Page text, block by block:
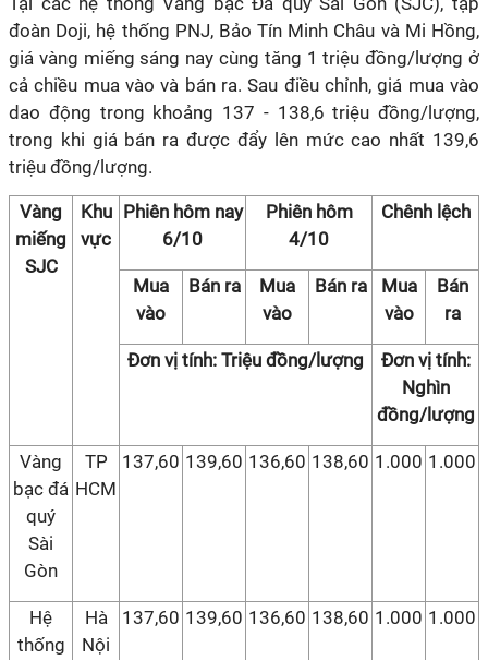
đoàn Doji, hệ thống PNJ, Bảo Tín Minh Châu và Mi Hồng,
giá vàng miếng sáng nay cùng tăng 1 triệu đồng/lượng ở
cả chiều mua vào và bán ra. Sau điều chỉnh, giá mua vào
dao động trong khoảng 137 - 138,6 triệu đồng/lượng,
trong khi giá bán ra được đẩy lên mức cao nhất 139,6
triệu đồng/lượng.
Vàng
miếng
SJC
Khu
vực
Phiên hôm nay
6/10
Phiên hôm
4/10
Chênh lệch
Mua
vào
Bán ra
Mua
vào
Bán ra
Mua
vào
Bán
ra
Đơn vị tính: Triệu đồng/lượng
Đơn vị tính:
Nghìn
đồng/lượng
Vàng
bạc đá
quý
Sài
Gòn
TP
HCM
137,60 139,60 136,60 138,60 1.000 1.000
Hệ
thống
Hà
Nội
137,60 139,60 136,60 138,60 1.000 1.000